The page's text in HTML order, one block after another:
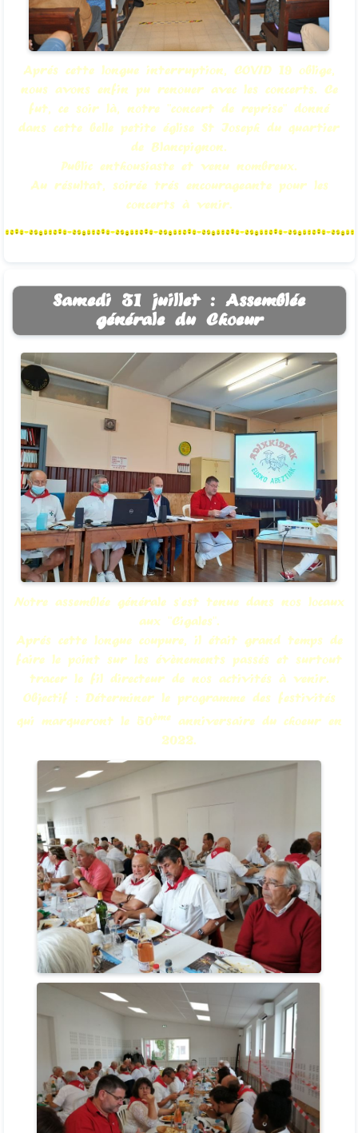
Aprés cette longue interruption, COVID 19 oblige,
nous avons enfin pu renouer avec les concerts. Ce
fut, ce soir là, notre "concert de reprise" donné
dans cette belle petite église St Joseph du quartier
de Blancpignon.
Public enthousiaste et venu nombreux.
Au résultat, soirée trés encourageante pour les
concerts à venir.
Samedi 31 juillet : Assemblée
générale du Choeur
Notre assemblée générale s'est tenue dans nos locaux
aux "Cigales".
Aprés cette longue coupure, il était grand temps de
faire le point sur les évènements passés et surtout
tracer le fil directeur de nos activités à venir.
Objectif : Déterminer le programme des festivités
qui marqueront le 50èmeanniversaire du choeur en
2022.